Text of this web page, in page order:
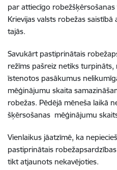
par attiecīgo
Krievijas valsts robežas
tajās.
Savukārt pastiprinātais
režīms pašreiz netiks
īstenotos pasākumus
mēģinājumu skaita
robežas. Pēdējā mēneša laikā
šķērsošanas mēģinājumu
Vienlaikus jāatzīmē, ka
pastiprinātais
tikt atjaunots nekavējoties.